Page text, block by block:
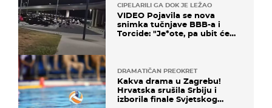
CIPELARILI GA DOK JE LEŽAO
VIDEO Pojavila se nova
snimka tučnjave BBB-a i
Torcide: "Je*ote, pa ubit će
DRAMATIČAN PREOKRET
Kakva drama u Zagrebu!
Hrvatska srušila Srbiju i
izborila finale Svjetskog